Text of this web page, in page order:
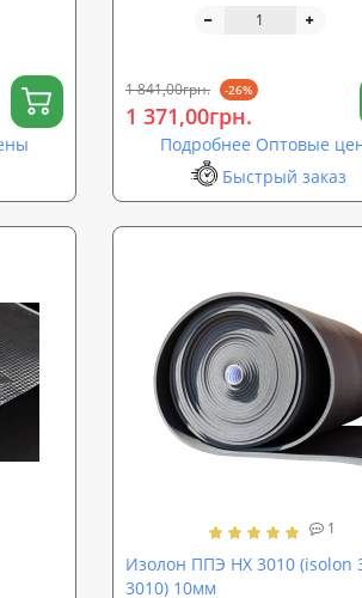
1 841,00грн. -26%
1 371,00грн.
Подробнее Оптовые
Быстрый заказ
1
Изолон ППЭ НХ 3010 (isolon
3010) 10мм